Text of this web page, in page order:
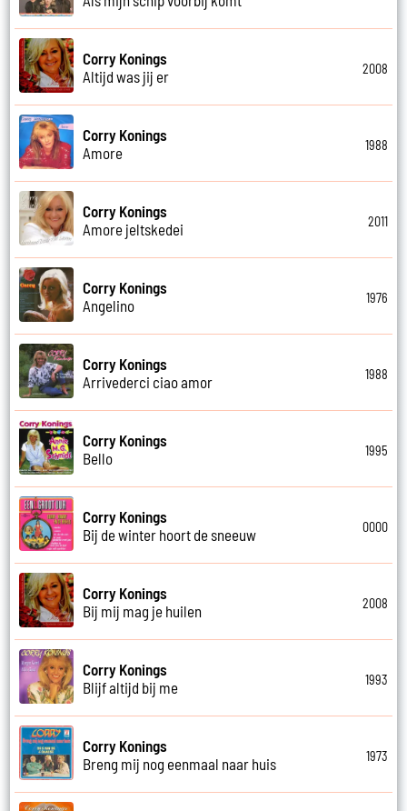
Corry Konings
Altijd was jij er
2008
Corry Konings
Amore
1988
Corry Konings
Amore jeltskedei
2011
Corry Konings
Angelino
1976
Corry Konings
Arrivederci ciao amor
1988
Corry Konings
Bello
1995
Corry Konings
Bij de winter hoort de sneeuw
0000
Corry Konings
Bij mij mag je huilen
2008
Corry Konings
Blijf altijd bij me
1993
Corry Konings
Breng mij nog eenmaal naar huis
1973